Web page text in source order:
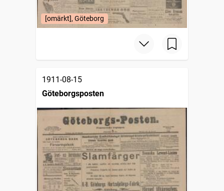
[omärkt], Göteborg
1911-08-15
Göteborgsposten